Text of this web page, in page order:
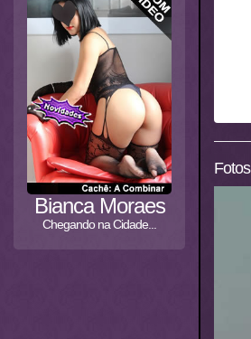
Bianca Moraes
Chegando na Cidade...
Fotos